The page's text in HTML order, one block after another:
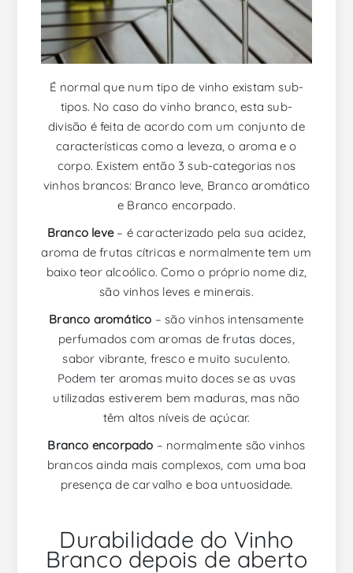
É normal que num tipo de vinho existam sub-
tipos. No caso do vinho branco, esta sub-
divisão é feita de acordo com um conjunto de
características como a leveza, o aroma e o
corpo. Existem então 3 sub-categorias nos
vinhos brancos: Branco leve, Branco aromático
e Branco encorpado.
Branco leve– é caracterizado pela sua acidez,
aroma de frutas cítricas e normalmente tem um
baixo teor alcoólico. Como o próprio nome diz,
são vinhos leves e minerais.
Branco aromático – são vinhos intensamente
perfumados com aromas de frutas doces,
sabor vibrante, fresco e muito suculento.
Podem ter aromas muito doces se as uvas
utilizadas estiverem bem maduras, mas não
têm altos níveis de açúcar.
Branco encorpado – normalmente são vinhos
brancos ainda mais complexos, com uma boa
presença de carvalho e boa untuosidade.
Durabilidade do Vinho
Branco depois de aberto